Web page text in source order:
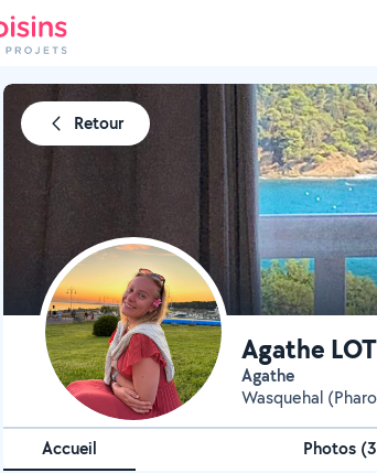
Retour
Agathe
Agathe
Wasquehal
Accueil Photos (3